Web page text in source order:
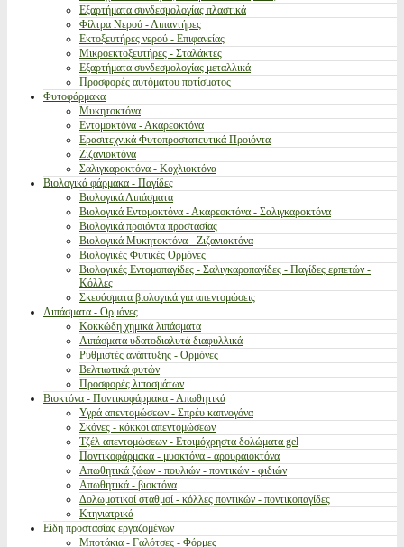
Εξαρτήματα συνδεσμολογίας πλαστικά
Φίλτρα Νερού - Λιπαντήρες
Εκτοξευτήρες νερού - Επιφανείας
Μικροεκτοξευτήρες - Σταλάκτες
Εξαρτήματα συνδεσμολογίας μεταλλικά
Προσφορές αυτόματου ποτίσματος
Φυτοφάρμακα
Μυκητοκτόνα
Εντομοκτόνα - Ακαρεοκτόνα
Ερασιτεχνικά Φυτοπροστατευτικά Προιόντα
Ζιζανιοκτόνα
Σαλιγκαροκτόνα - Κοχλιοκτόνα
Βιολογικά φάρμακα - Παγίδες
Βιολογικά Λιπάσματα
Βιολογικά Εντομοκτόνα - Ακαρεοκτόνα - Σαλιγκαροκτόνα
Βιολογικά προιόντα προστασίας
Βιολογικά Μυκητοκτόνα - Ζιζανιοκτόνα
Βιολογικές Φυτικές Ορμόνες
Βιολογικές Εντομοπαγίδες - Σαλιγκαροπαγίδες - Παγίδες ερπετών -
Κόλλες
Σκευάσματα βιολογικά για απεντομώσεις
Λιπάσματα - Ορμόνες
Κοκκώδη χημικά λιπάσματα
Λιπάσματα υδατοδιαλυτά διαφυλλικά
Ρυθμιστές ανάπτυξης - Ορμόνες
Βελτιωτικά φυτών
Προσφορές λιπασμάτων
Βιοκτόνα - Ποντικοφάρμακα - Απωθητικά
Υγρά απεντομώσεων - Σπρέυ καπνογόνα
Σκόνες - κόκκοι απεντομώσεων
Τζέλ απεντομώσεων - Ετοιμόχρηστα δολώματα gel
Ποντικοφάρμακα - μυοκτόνα - αρουραιοκτόνα
Απωθητικά ζώων - πουλιών - ποντικών - φιδιών
Απωθητικά - βιοκτόνα
Δολωματικοί σταθμοί - κόλλες ποντικών - ποντικοπαγίδες
Κτηνιατρικά
Είδη προστασίας εργαζομένων
Μποτάκια - Γαλότσες - Φόρμες